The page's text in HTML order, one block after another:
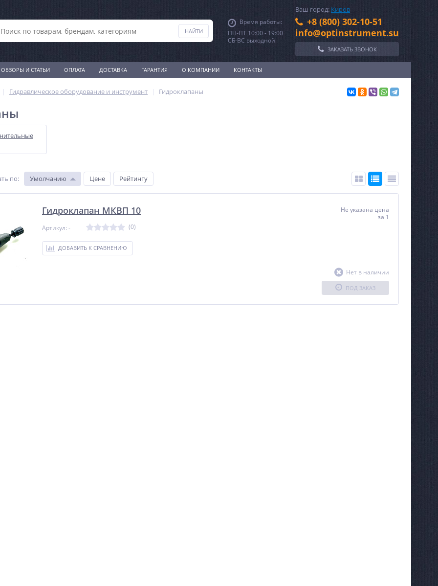
Время работы:
ПН-ПТ 10:00 - 19:00
СБ-ВС выходной
Ваш город: Киров
+8 (800) 302-10-51
info@optinstrument.su
ЗАКАЗАТЬ ЗВОНОК
ОБЗОРЫ И СТАТЬИ ОПЛАТА ДОСТАВКА ГАРАНТИЯ О КОМПАНИИ КОНТАКТЫ
Гидравлическое оборудование и инструмент Гидроклапаны
по: Умолчанию Цене Рейтингу
Гидроклапан МКВП 10
Артикул: - (0)
ДОБАВИТЬ К СРАВНЕНИЮ
Не указана цена
за 1
Нет в наличии
ПОД ЗАКАЗ